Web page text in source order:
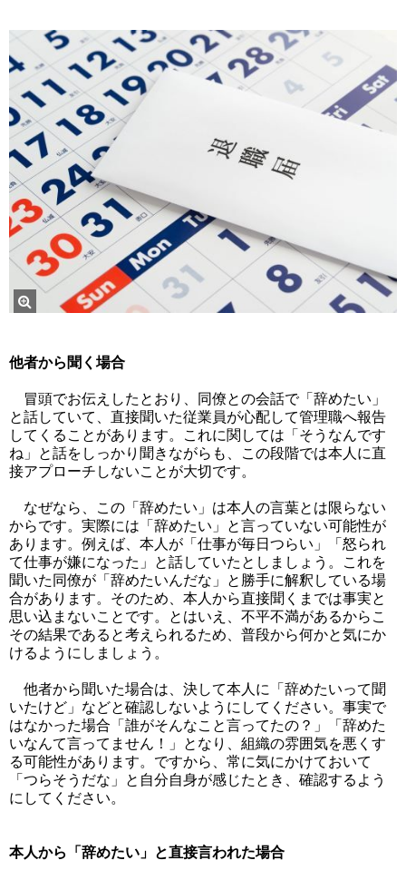
他者から聞く場合
冒頭でお伝えしたとおり、同僚との会話で「辞めたい」
と話していて、直接聞いた従業員が心配して管理職へ報告
してくることがあります。これに関しては「そうなんです
ね」と話をしっかり聞きながらも、この段階では本人に直
接アプローチしないことが大切です。
なぜなら、この「辞めたい」は本人の言葉とは限らない
からです。実際には「辞めたい」と言っていない可能性が
あります。例えば、本人が「仕事が毎日つらい」「怒られ
て仕事が嫌になった」と話していたとしましょう。これを
聞いた同僚が「辞めたいんだな」と勝手に解釈している場
合があります。そのため、本人から直接聞くまでは事実と
思い込まないことです。とはいえ、不平不満があるからこ
その結果であると考えられるため、普段から何かと気にか
けるようにしましょう。
他者から聞いた場合は、決して本人に「辞めたいって聞
いたけど」などと確認しないようにしてください。事実で
はなかった場合「誰がそんなこと言ってたの？」「辞めた
いなんて言ってません！」となり、組織の雰囲気を悪くす
る可能性があります。ですから、常に気にかけておいて
「つらそうだな」と自分自身が感じたとき、確認するよう
にしてください。
本人から「辞めたい」と直接言われた場合